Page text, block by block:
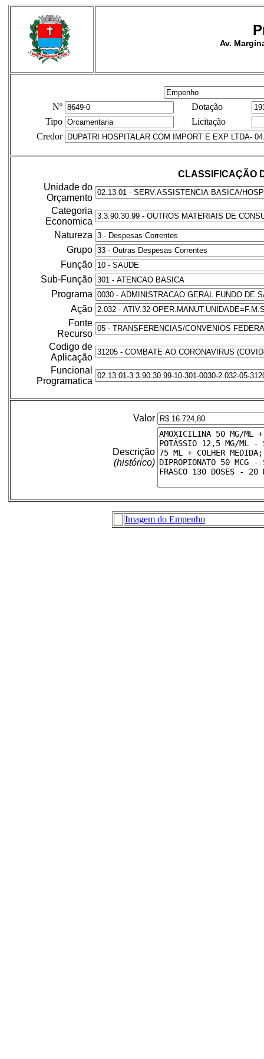
Av.
Nº
Dotação
Tipo
Licitação
Credor
CLASSIFICAÇÃO
Unidade do
Orçamento
Categoria
Economica
Natureza
Grupo
Função
Sub-Função
Programa
Ação
Fonte
Recurso
Codigo de
Aplicação
Funcional
Programatica
Valor
Descrição
(histórico)
Imagem do Empenho